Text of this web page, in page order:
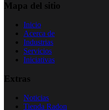
Mapa del sitio
Inicio
Acerca de
Industrias
Servicios
Iniciativas
Extras
Noticias
Tienda Radon